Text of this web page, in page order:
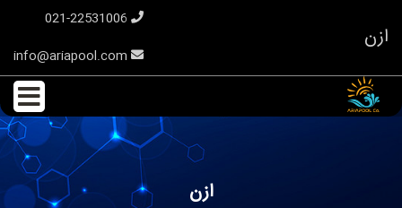
ازن
ازن